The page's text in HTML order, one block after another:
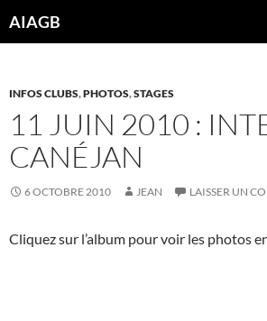
auAIAGB
INFOS CLUBS,PHOTOS,STAGES
11 JUIN 2010 :
CANÉJAN
6 OCTOBRE 2010 JEAN LAISSER UN
Cliquez sur l’album pour voir les photos